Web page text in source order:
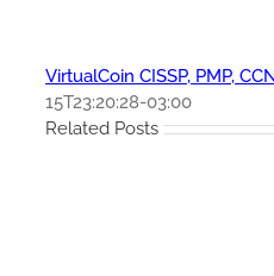
VirtualCoin CISSP, PMP,
15T23:20:28-03:00
Related Posts